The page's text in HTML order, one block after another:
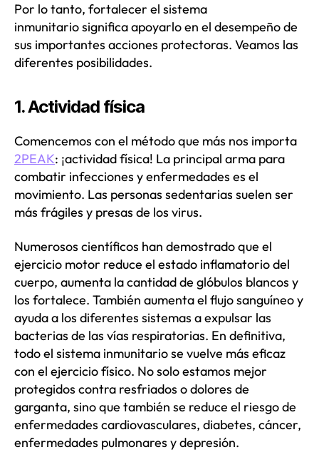
Por lo tanto, fortalecer el sistema
inmunitario significa apoyarlo en el desempeño de
sus importantes acciones protectoras. Veamos las
diferentes posibilidades.
1. Actividad física
Comencemos con el método que más nos importa
2PEAK: ¡actividad física! La principal arma para
combatir infecciones y enfermedades es el
movimiento. Las personas sedentarias suelen ser
más frágiles y presas de los virus.
Numerosos científicos han demostrado que el
ejercicio motor reduce el estado inflamatorio del
cuerpo, aumenta la cantidad de glóbulos blancos y
los fortalece. También aumenta el flujo sanguíneo y
ayuda a los diferentes sistemas a expulsar las
bacterias de las vías respiratorias. En definitiva,
todo el sistema inmunitario se vuelve más eficaz
con el ejercicio físico. No solo estamos mejor
protegidos contra resfriados o dolores de
garganta, sino que también se reduce el riesgo de
enfermedades cardiovasculares, diabetes, cáncer,
enfermedades pulmonares y depresión.